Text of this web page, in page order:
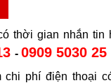
thời gian nhắn tin
- 0909 5030 25
chi phí điện thoại